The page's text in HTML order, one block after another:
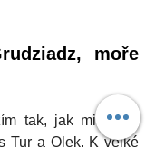
moře
tak, jak mi včera
Tur a Olek. K velké